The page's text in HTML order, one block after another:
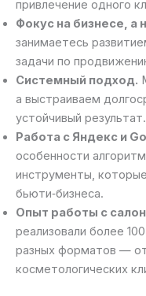
привлечение одного
Фокус на бизнесе, а
занимаетесь
задачи по
Системный подход.
а выстраиваем
устойчивый результат.
Работа с Яндекс и
особенности
инструменты,
бьюти‑бизнеса.
Опыт работы с
реализовали более
разных форматов —
косметологических